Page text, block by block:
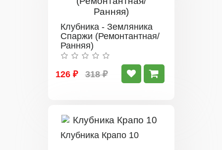
Клубника - Земляника
Спаржи (Ремонтантная/
Ранняя)
126 ₽ 318 ₽
Клубника Крапо 10